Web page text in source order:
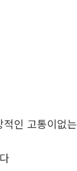
인 고통이없는